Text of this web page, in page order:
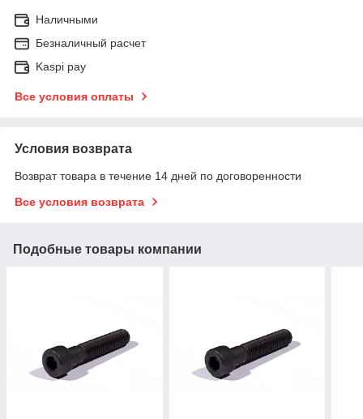
Наличными
Безналичный расчет
Kaspi pay
Все условия оплаты
Условия возврата
Возврат товара в течение 14 дней по договоренности
Все условия возврата
Подобные товары компании